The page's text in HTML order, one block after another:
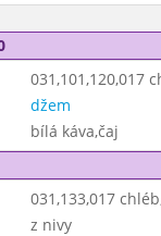
031,101,120,017
džem
bílá káva,čaj
031,133,017
z nivy